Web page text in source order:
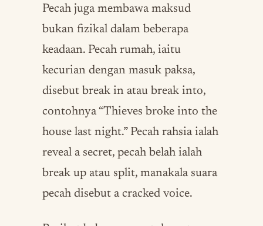
Pecah juga membawa maksud
bukan fizikal dalam beberapa
keadaan. Pecah rumah, iaitu
kecurian dengan masuk paksa,
disebut break in atau break into,
contohnya “Thieves broke into the
house last night.” Pecah rahsia ialah
reveal a secret, pecah belah ialah
break up atau split, manakala suara
pecah disebut a cracked voice.